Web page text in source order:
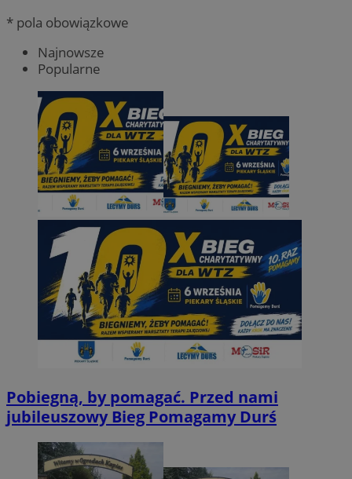
* pola obowiązkowe
Najnowsze
Popularne
Pobiegną, by pomagać. Przed nami
jubileuszowy Bieg Pomagamy Durś